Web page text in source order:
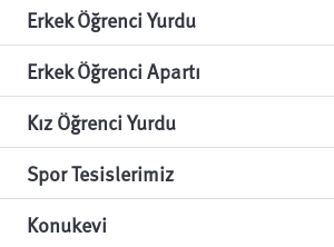
Erkek Öğrenci Yurdu
Erkek Öğrenci Apartı
Kız Öğrenci Yurdu
Spor Tesislerimiz
Konukevi